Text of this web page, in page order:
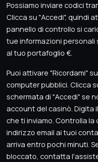
Possiamo inviare codici
Clicca su "Accedi", quindi
pannello di controllo si
tue informazioni personali
al tuo portafoglio €.
Puoi attivare "Ricordami"
computer pubblici. Clicca
schermata di "Accedi" se
account del casinò. Digita
che ti inviamo. Controlla
indirizzo email ai tuoi
arriva entro pochi minuti.
bloccato, contatta